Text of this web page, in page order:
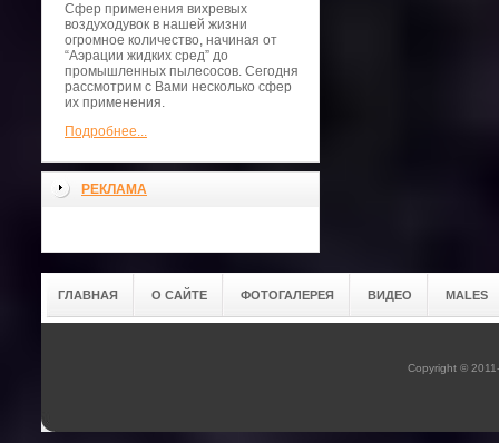
Сфер применения вихревых
воздуходувок в нашей жизни
огромное количество, начиная от
“Аэрации жидких сред” до
промышленных пылесосов. Сегодня
рассмотрим с Вами несколько сфер
их применения.
Подробнее...
РЕКЛАМА
ГЛАВНАЯ О САЙТЕ ФОТОГАЛЕРЕЯ ВИДЕО MALES
Copyright ©